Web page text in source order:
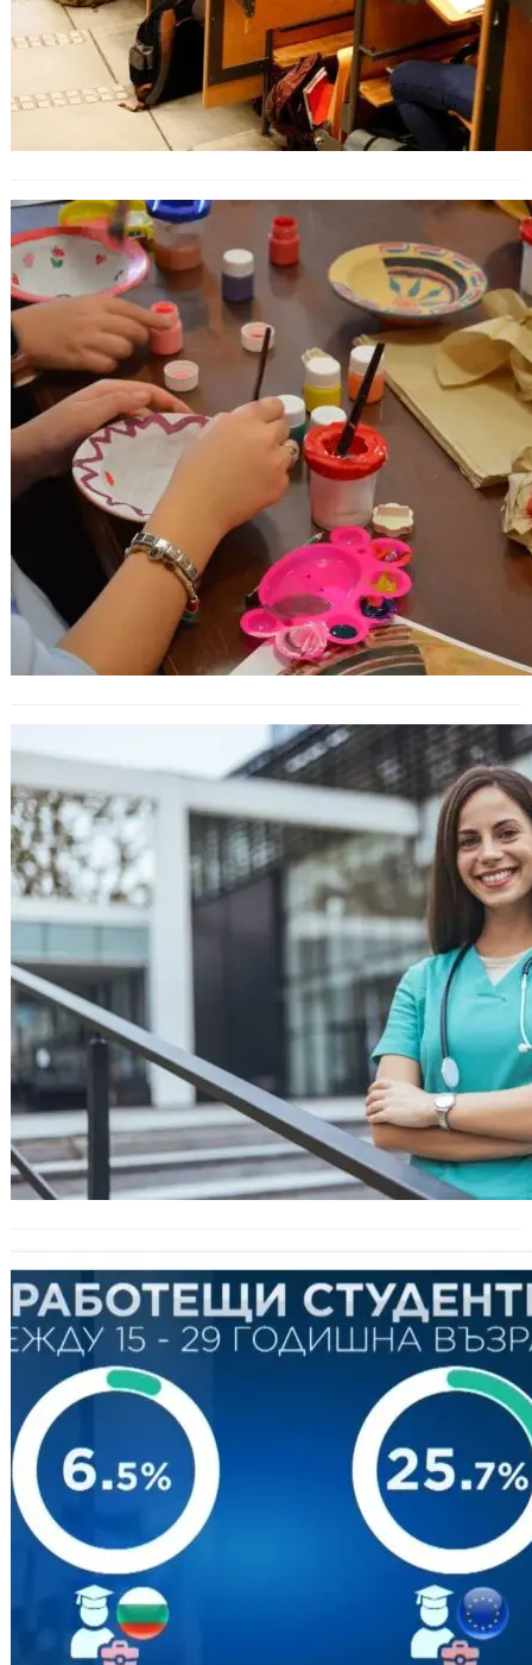
Историческият музей – Варна
стартира интерактивна програма за
ученици
МОН предлага да се отхвърлят
таксите за обучение по
специалността „Медицинска
сестра“
избягват да работят по време на
обучението си